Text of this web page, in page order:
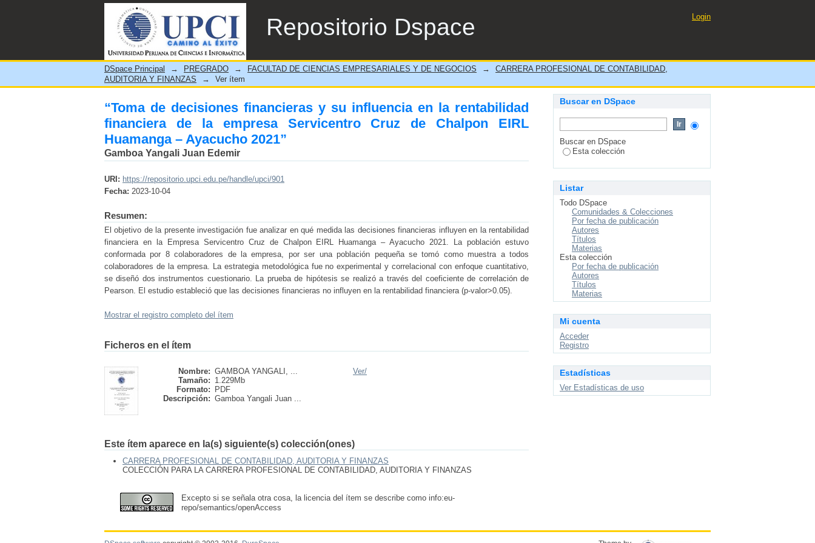
Repositorio Dspace
“Toma de decisiones financieras y su influencia en la rentabilidad financiera de la empresa
Servicentro Cruz de Chalpon EIRL Huamanga – Ayacucho 2021”
Login
DSpace Principal → PREGRADO → FACULTAD DE CIENCIAS EMPRESARIALES Y DE NEGOCIOS →
CARRERA PROFESIONAL DE CONTABILIDAD,
AUDITORIA Y FINANZAS
→ Ver ítem
“Toma de decisiones financieras y su influencia en la rentabilidad
financiera de la empresa Servicentro Cruz de Chalpon EIRL
Huamanga – Ayacucho 2021”
Gamboa Yangali Juan Edemir
URI: https://repositorio.upci.edu.pe/handle/upci/901
Fecha: 2023-10-04
Resumen:
El objetivo de la presente investigación fue analizar en qué medida las decisiones financieras influyen en la rentabilidad
financiera en la Empresa Servicentro Cruz de Chalpon EIRL Huamanga – Ayacucho 2021. La población estuvo
conformada por 8 colaboradores de la empresa, por ser una población pequeña se tomó como muestra a todos
colaboradores de la empresa. La estrategia metodológica fue no experimental y correlacional con enfoque cuantitativo,
se diseñó dos instrumentos cuestionario. La prueba de hipótesis se realizó a través del coeficiente de correlación de
Pearson. El estudio estableció que las decisiones financieras no influyen en la rentabilidad financiera (p-valor>0.05).
Mostrar el registro completo del ítem
Ficheros en el ítem
Nombre: GAMBOA YANGALI, ...
Tamaño: 1.229Mb
Formato:
PDF
Descripción: Gamboa Yangali Juan ...
Ver/
Este ítem aparece en la(s) siguiente(s) colección(ones)
CARRERA PROFESIONAL DE CONTABILIDAD, AUDITORIA Y FINANZAS
COLECCIÓN PARA LA CARRERA PROFESIONAL DE CONTABILIDAD, AUDITORIA Y FINANZAS
Excepto si se señala otra cosa, la licencia del ítem se describe como info:eu-
repo/semantics/openAccess
Buscar en DSpace
Buscar en DSpace
Esta colección
Listar
Todo DSpace
Comunidades & Colecciones
Por fecha de publicación
Autores
Títulos
Materias
Esta colección
Por fecha de publicación
Autores
Títulos
Materias
Mi cuenta
Acceder
Registro
Estadísticas
Ver Estadísticas de uso